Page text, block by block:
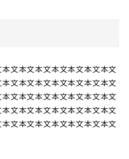
文本文本文本文本文本文本文
文本文本文本文本文本文本文
文本文本文本文本文本文本文
文本文本文本文本文本文本文
文本文本文本文本文本文本文